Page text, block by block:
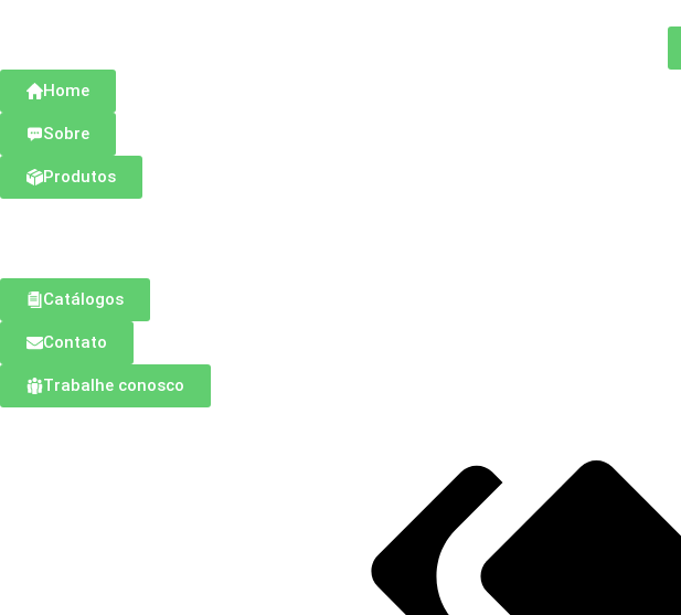
Home
Sobre
Produtos
Catálogos
Contato
Trabalhe conosco